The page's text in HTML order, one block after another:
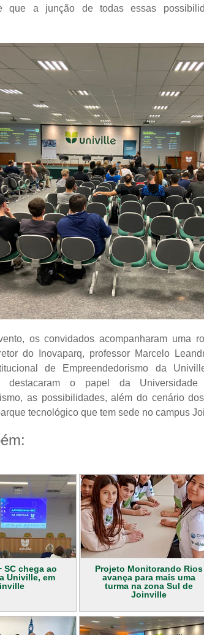
e que a junção de todas essas
os convidados acompanharam uma
do Inovaparq, professor Marcelo
de Empreendedorismo da
destacaram o papel da
as possibilidades, além do cenário
tecnológico que tem sede no campus
SC chega ao
Univille, em
Projeto Monitorando Rios
avança para mais uma
turma na zona Sul de
Joinville